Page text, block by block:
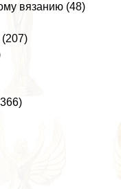
вязанию (48)